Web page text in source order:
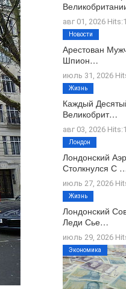
авг 01, 2026
Арестован
Шпион…
июль 31, 2026
Новости
Каждый
Великобрит…
авг 03, 2026
Жизнь
Лондонский
Столкнулся С
июль 27, 2026
Лондон
Лондонский
Леди Сье…
июль 29, 2026
Жизнь
Экономика